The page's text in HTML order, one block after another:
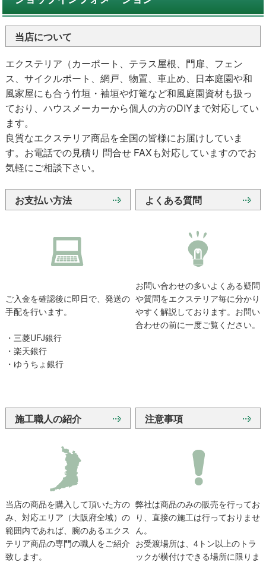
当店について
エクステリア（カーポート、テラス屋根、門扉、フェン
ス、サイクルポート、網戸、物置、車止め、日本庭園や和
風家屋にも合う竹垣・袖垣や灯篭など和風庭園資材も扱っ
ており、ハウスメーカーから個人の方のDIYまで対応してい
ます。
良質なエクステリア商品を全国の皆様にお届けしていま
す。お電話での見積り 問合せ FAXも対応していますのでお
気軽にご相談下さい。
お支払い方法
ご入金を確認後に即日で、発送の
手配を行います。
・三菱UFJ銀行
・楽天銀行
・ゆうちょ銀行
よくある質問
お問い合わせの多いよくある疑問
や質問をエクステリア毎に分かり
やすく解説しております。お問い
合わせの前に一度ご覧ください。
施工職人の紹介
当店の商品を購入して頂いた方の
み、対応エリア（大阪府全域）の
範囲内であれば、腕のあるエクス
テリア商品の専門の職人をご紹介
致します。
注意事項
弊社は商品のみの販売を行ってお
り、直接の施工は行っておりませ
ん。
お受渡場所は、4トン以上のトラ
ックが横付けできる場所に限りま